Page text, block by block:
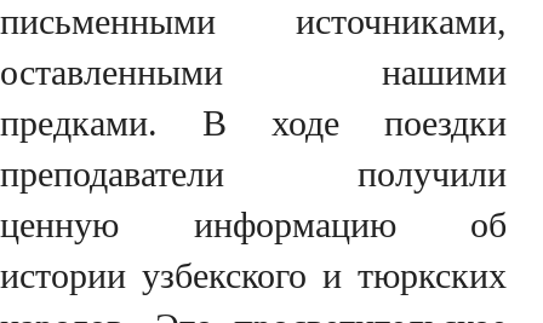
письменными источниками,
оставленными нашими
предками. В ходе поездки
преподаватели получили
ценную информацию об
истории узбекского и тюркских